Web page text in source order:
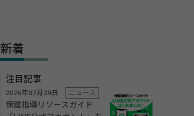
新着
注目記事
2026年07月29日 ニュース
保健指導リソースガイド